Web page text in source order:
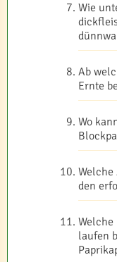
Wie
Ab
Ernte
Wo
den
Welche
laufen